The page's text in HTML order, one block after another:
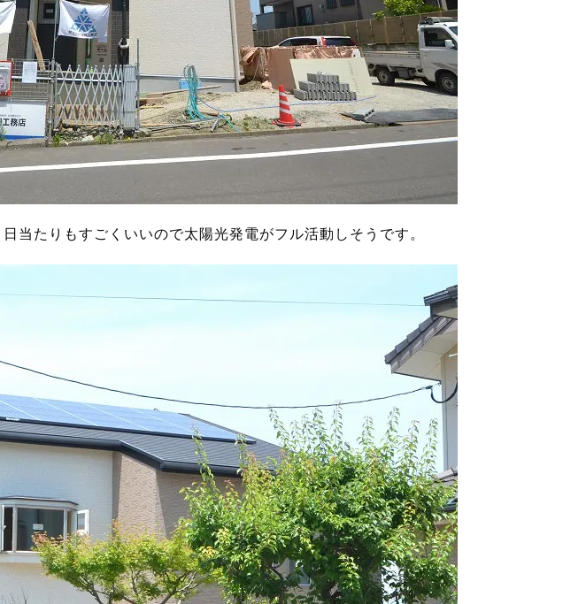
当たりもすごくいいので太陽光発電がフル活動しそうです。